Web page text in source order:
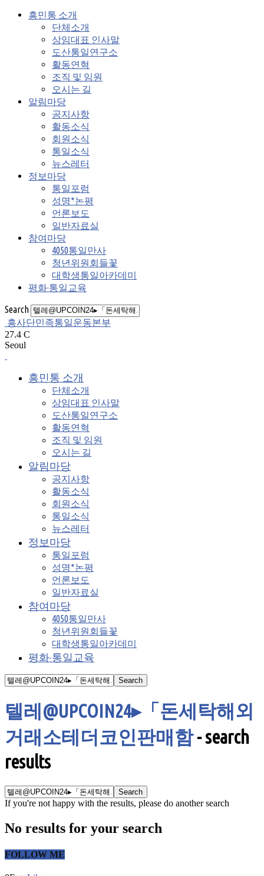
흥민통 소개
단체소개
상임대표 인사말
도산통일연구소
활동연혁
조직 및 임원
오시는 길
알림마당
공지사항
활동소식
회원소식
통일소식
뉴스레터
정보마당
통일포럼
성명*논평
언론보도
일반자료실
참여마당
4050통일만사
청년위원회들꽃
대학생통일아카데미
평화·통일교육
Search
흥사단민족통일운동본부
27.4 C
Seoul
흥민통 소개
단체소개
상임대표 인사말
도산통일연구소
활동연혁
조직 및 임원
오시는 길
알림마당
공지사항
활동소식
회원소식
통일소식
뉴스레터
정보마당
통일포럼
성명*논평
언론보도
일반자료실
참여마당
4050통일만사
청년위원회들꽃
대학생통일아카데미
평화·통일교육
텔레@UPCOIN24▸「돈세탁해외
거래소테더코인판매함-search
results
If you're not happy with the results, please do another search
No results for your search
FOLLOW ME